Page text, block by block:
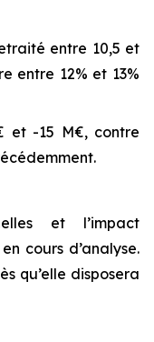
entre 10,5 et
entre 12% et 13%
et -15 M€, contre
et l’impact
cours d’analyse.
qu’elle disposera